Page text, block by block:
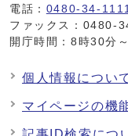
電話： 0480-34-1111
ファックス：0480-
開庁時間：8時30分
個人情報につい
マイページの機